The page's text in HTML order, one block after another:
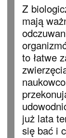
Z
mają
to łatwe
już lata
się bać i